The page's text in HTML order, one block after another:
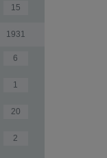
15
1931
6
1
20
2